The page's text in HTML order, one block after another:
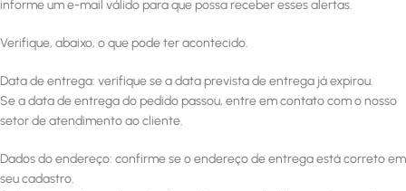
informe um e-mail válido para que possa receber esses alertas.
Verifique, abaixo, o que pode ter acontecido.
Data de entrega: verifique se a data prevista de entrega já expirou.
Se a data de entrega do pedido passou, entre em contato com o nosso
setor de atendimento ao cliente.
Dados do endereço: confirme se o endereço de entrega está correto em
seu cadastro.